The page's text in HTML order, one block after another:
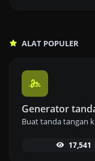
ALAT POPULER
Generator
17,541